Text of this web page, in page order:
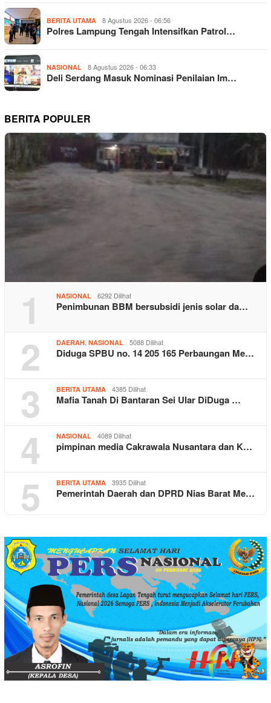
BERITA UTAMA 8 Agustus 2026 - 06:56
Polres Lampung Tengah Intensifkan Patrol…
NASIONAL 8 Agustus 2026 - 06:33
Deli Serdang Masuk Nominasi Penilaian Im…
BERITA POPULER
1 NASIONAL 6292 Dilihat
Penimbunan BBM bersubsidi jenis solar da…
2 DAERAH NASIONAL 5088 Dilihat
Diduga SPBU no. 14 205 165 Perbaungan Me…
3 BERITA UTAMA 4385 Dilihat
Mafia Tanah Di Bantaran Sei Ular DiDuga …
4 NASIONAL 4089 Dilihat
pimpinan media Cakrawala Nusantara dan K…
5 BERITA UTAMA 3935 Dilihat
Pemerintah Daerah dan DPRD Nias Barat Me…